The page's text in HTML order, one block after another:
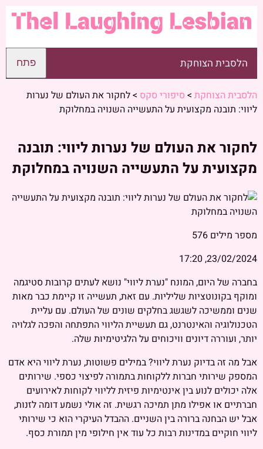
הלסבית הצוחקת פתח
הלסבית הצוחקת > סיפורי סקס >לחקור את העולם של נערות
ליווי: תובנה מקצועית על התעשייה השנויה במחלוקת
לחקור את העולם של נערות ליווי: תובנה
מקצועית על התעשייה השנויה במחלוקת
מספר מילים 576
23/02/2024, 17:20
בחברה של היום, המונח "נערת ליווי" נושא לעתים קרובות סטיגמה
ומוקף בקונוטציות שליליות. עם זאת, תעשייה זו קיימת כבר מאות
שנים וממשיכה לשגשג בחלקים שונים של העולם. עם עליית
הטכנולוגיה והאינטרנט, גם תעשיית הליווי התפתחה והפכה לגלויה
יותר, ועוררה דיונים וויכוחים על הלגיטימיות שלה.
אבל מה זה בדיוק נערת ליווי? במילים פשוטות, נערת ליווי היא אדם
המספק שירותי חברות ללקוחות בתמורה לפיצוי כספי. שירותים
אלה יכולים לנוע בין אינטימיות פיזית לליווי לקוחות לאירועים
חברתיים או אפילו מתן תמיכה רגשית. זה אולי נשמע דומה לזנות,
אבל יש הבחנה ברורה בין השניים. ההבדל העיקרי הוא כי שירותי
ליווי חוקיים במדינות רבות כל עוד אין חילופי מין תמורת כסף.